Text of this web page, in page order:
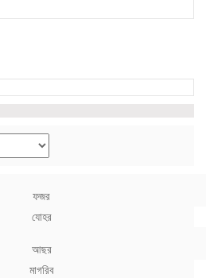
ফজর
যোহর
আছর
মাগরিব